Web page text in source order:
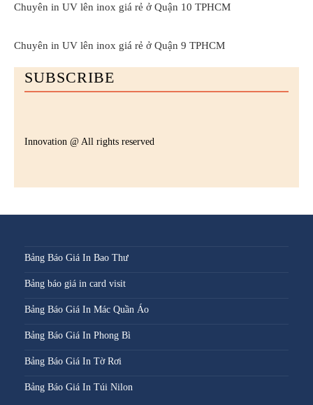
Chuyên in UV lên inox giá rẻ ở Quận 10 TPHCM
Chuyên in UV lên inox giá rẻ ở Quận 9 TPHCM
SUBSCRIBE
Innovation @ All rights reserved
Bảng Báo Giá In Bao Thư
Bảng báo giá in card visit
Bảng Báo Giá In Mác Quần Áo
Bảng Báo Giá In Phong Bì
Bảng Báo Giá In Tờ Rơi
Bảng Báo Giá In Túi Nilon